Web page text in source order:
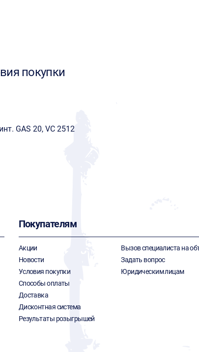
покупки
GАЅ 20, VС 2512
Покупателям
Акции
Новости
Условия покупки
Способы оплаты
Доставка
Дисконтная система
Результаты розыгрышей
Вызов специалиста на
Задать вопрос
Юридическим лицам